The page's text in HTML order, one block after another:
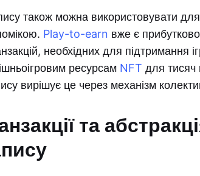
також можна використовувати
Play-to-earn вже є
необхідних для підтримання
ресурсам NFT для тисяч
вирішує це через механізм
та